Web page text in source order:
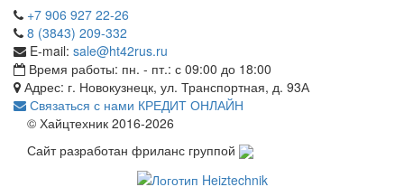
+7 906 927 22-26
8 (3843) 209-332
E-mail: sale@ht42rus.ru
Время работы: пн. - пт.: с 09:00 до 18:00
Адрес: г. Новокузнецк, ул. Транспортная, д. 93А
Связаться с нами КРЕДИТ ОНЛАЙН
© Хайцтехник 2016-2026
Сайт разработан фриланс группой